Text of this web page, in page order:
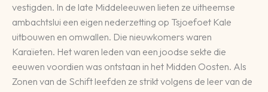
vestigden. In de late Middeleeuwen lieten ze uitheemse
ambachtslui een eigen nederzetting op Tsjoefoet Kale
uitbouwen en omwallen. Die nieuwkomers waren
Karaïeten. Het waren leden van een joodse sekte die
eeuwen voordien was ontstaan in het Midden Oosten. Als
Zonen van de Schift leefden ze strikt volgens de leer van de